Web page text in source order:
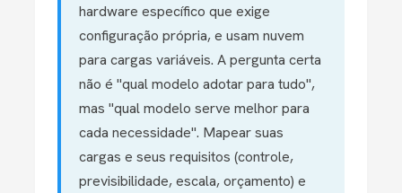
hardware específico que exige
configuração própria, e usam nuvem
para cargas variáveis. A pergunta certa
não é "qual modelo adotar para tudo",
mas "qual modelo serve melhor para
cada necessidade". Mapear suas
cargas e seus requisitos (controle,
previsibilidade, escala, orçamento) e